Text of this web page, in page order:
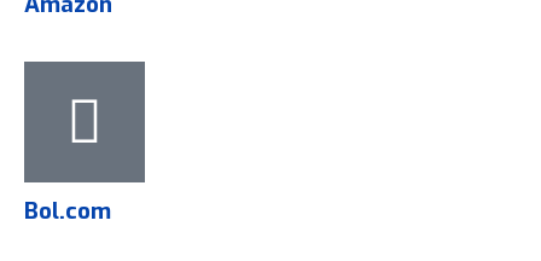
Bol.com